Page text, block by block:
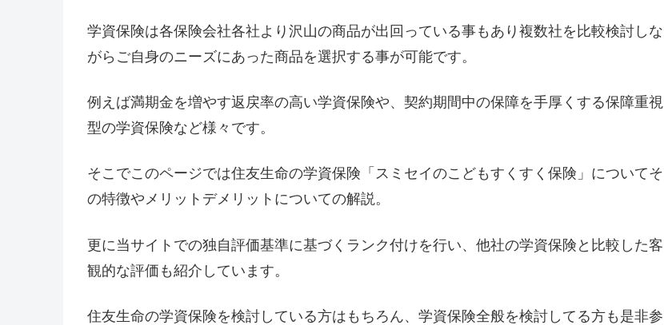
学資保険は各保険会社各社より沢山の商品が出回っている事もあり複数社を比較検討しな
がらご自身のニーズにあった商品を選択する事が可能です。
例えば満期金を増やす返戻率の高い学資保険や、契約期間中の保障を手厚くする保障重視
型の学資保険など様々です。
そこでこのページでは住友生命の学資保険「スミセイのこどもすくすく保険」についてそ
の特徴やメリットデメリットについての解説。
更に当サイトでの独自評価基準に基づくランク付けを行い、他社の学資保険と比較した客
観的な評価も紹介しています。
住友生命の学資保険を検討している方はもちろん、学資保険全般を検討してる方も是非参